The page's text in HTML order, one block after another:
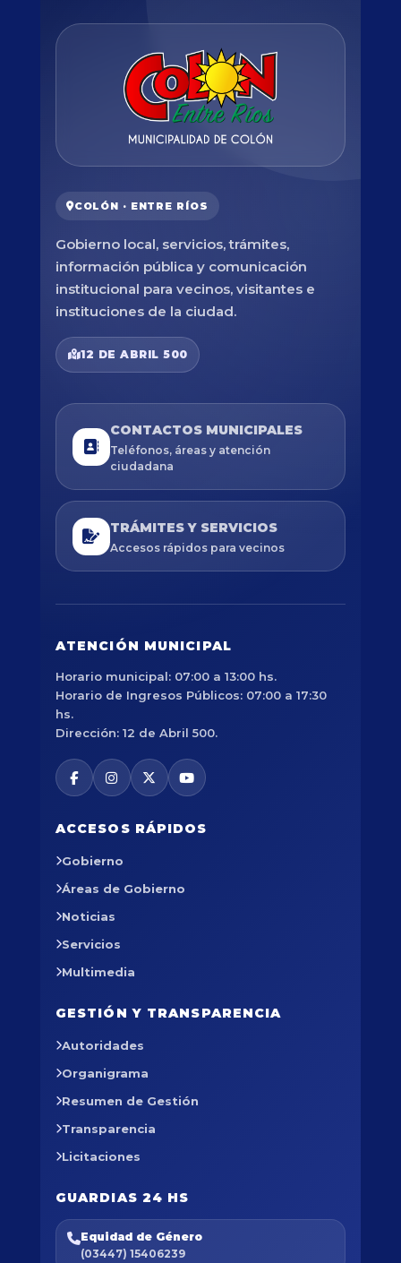
COLÓN · ENTRE RÍOS
Gobierno local, servicios, trámites,
información pública y comunicación
institucional para vecinos, visitantes e
instituciones de la ciudad.
12 DE ABRIL 500
CONTACTOS MUNICIPALES
Teléfonos, áreas y atención
ciudadana
TRÁMITES Y SERVICIOS
Accesos rápidos para vecinos
ATENCIÓN MUNICIPAL
Horario municipal: 07:00 a 13:00 hs.
Horario de Ingresos Públicos: 07:00 a 17:30
hs.
Dirección: 12 de Abril 500.
ACCESOS RÁPIDOS
Gobierno
Áreas de Gobierno
Noticias
Servicios
Multimedia
GESTIÓN Y TRANSPARENCIA
Autoridades
Organigrama
Resumen de Gestión
Transparencia
Licitaciones
GUARDIAS 24 HS
Equidad de Género
(03447) 15406239